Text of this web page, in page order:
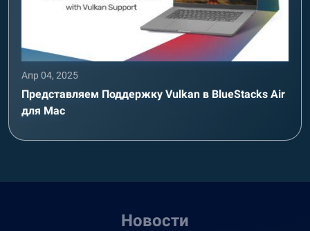
Апр 04, 2025
Представляем Поддержку Vulkan в BlueStacks Air
для Mac
Новости